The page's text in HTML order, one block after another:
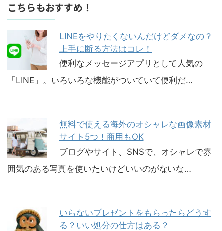
こちらもおすすめ！
LINEをやりたくないんだけどダメなの？
上手に断る方法はコレ！
便利なメッセージアプリとして人気の
「LINE」。いろいろな機能がついていて便利だ…
無料で使える海外のオシャレな画像素材
サイト5つ！商用もOK
ブログやサイト、SNSで、オシャレで雰
囲気のある写真を使いたいけどいいのがないな…
いらないプレゼントをもらったらどうす
る？いい処分の仕方はある？